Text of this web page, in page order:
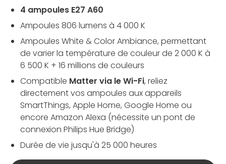
4 ampoules E27 A60
Ampoules 806 lumens à 4 000 K
Ampoules White & Color Ambiance, permettant
de varier la température de couleur de 2 000 K à
6 500 K + 16 millions de couleurs
Compatible Matter via le Wi-Fi, reliez
directement vos ampoules aux appareils
SmartThings, Apple Home, Google Home ou
encore Amazon Alexa (nécessite un pont de
connexion Philips Hue Bridge)
Durée de vie jusqu'à 25 000 heures